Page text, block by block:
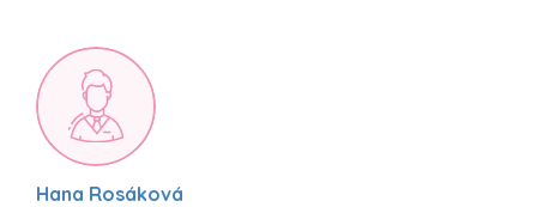
Hana Rosáková